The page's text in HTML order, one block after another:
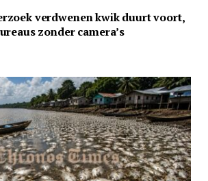
verdwenen kwik duurt voort,
zonder camera’s